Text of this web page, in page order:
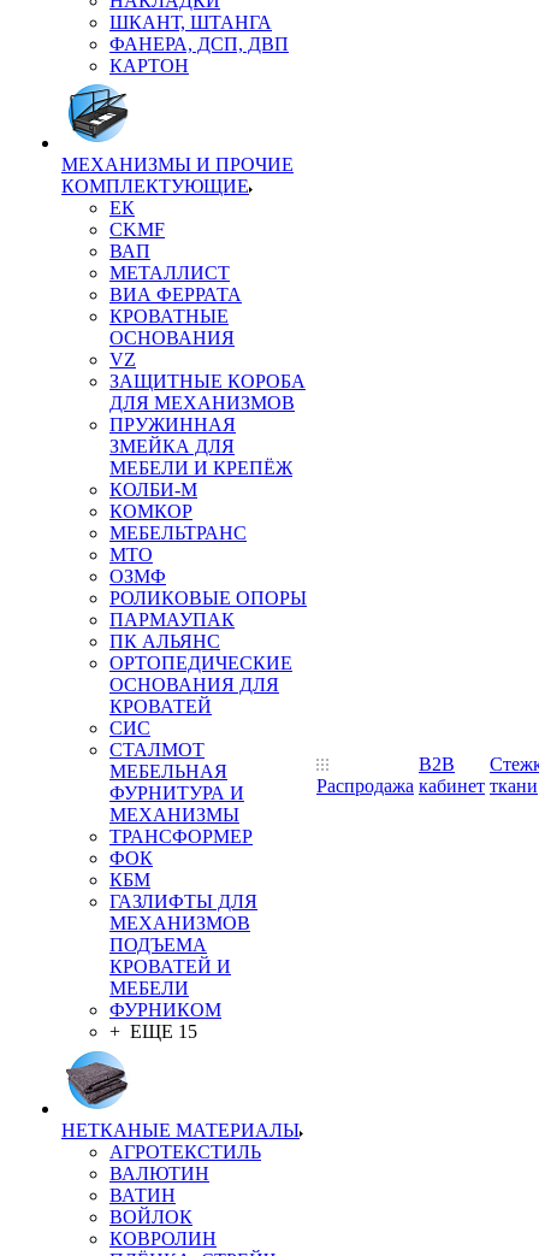
ШКАНТ, ШТАНГА
ФАНЕРА, ДСП, ДВП
КАРТОН
МЕХАНИЗМЫ И ПРОЧИЕ
КОМПЛЕКТУЮЩИЕ
ЕК
CKMF
ВАП
МЕТАЛЛИСТ
ВИА ФЕРРАТА
КРОВАТНЫЕ
ОСНОВАНИЯ
VZ
ЗАЩИТНЫЕ КОРОБА
ДЛЯ МЕХАНИЗМОВ
ПРУЖИННАЯ
ЗМЕЙКА ДЛЯ
МЕБЕЛИ И КРЕПЁЖ
КОЛБИ-М
КОМКОР
МЕБЕЛЬТРАНС
MTO
ОЗМФ
РОЛИКОВЫЕ ОПОРЫ
ПАРМАУПАК
ПК АЛЬЯНС
ОРТОПЕДИЧЕСКИЕ
ОСНОВАНИЯ ДЛЯ
КРОВАТЕЙ
СИС
СТАЛМОТ
МЕБЕЛЬНАЯ
ФУРНИТУРА И
МЕХАНИЗМЫ
ТРАНСФОРМЕР
ФОК
КБМ
ГАЗЛИФТЫ ДЛЯ
МЕХАНИЗМОВ
ПОДЪЕМА
КРОВАТЕЙ И
МЕБЕЛИ
ФУРНИКОМ
+ ЕЩЕ 15
НЕТКАНЫЕ МАТЕРИАЛЫ
АГРОТЕКСТИЛЬ
ВАЛЮТИН
ВАТИН
ВОЙЛОК
КОВРОЛИН
Распродажа
B2B
кабинет ткани